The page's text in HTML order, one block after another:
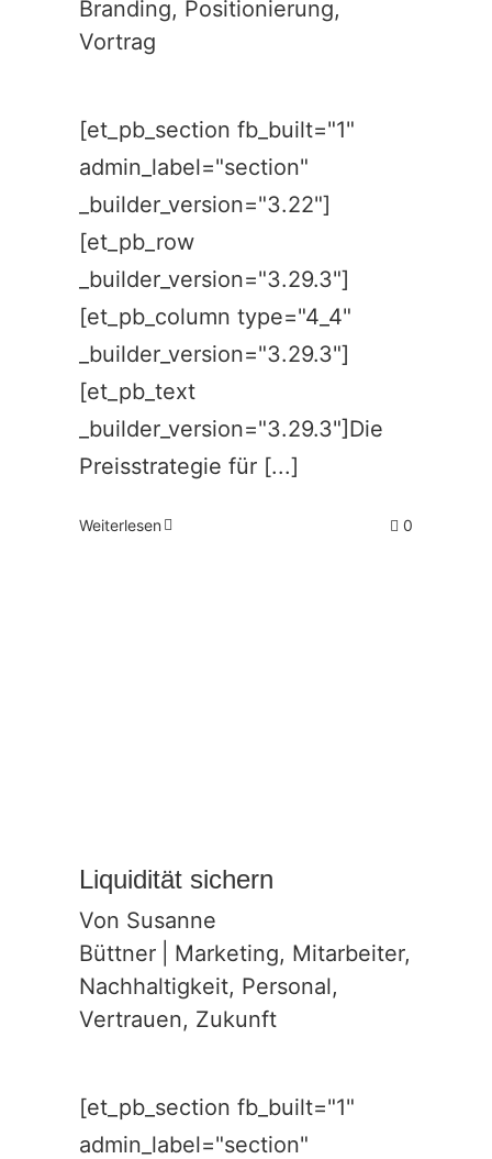
Branding, Positionierung,
Vortrag
[et_pb_section fb_built="1"
admin_label="section"
_builder_version="3.22"]
[et_pb_row
_builder_version="3.29.3"]
[et_pb_column type="4_4"
_builder_version="3.29.3"]
[et_pb_text
_builder_version="3.29.3"]Die
Preisstrategie für [...]
Weiterlesen 0
Liquidität sichern
Von Susanne
Büttner
Marketing, Mitarbeiter,
Nachhaltigkeit, Personal,
Vertrauen, Zukunft
[et_pb_section fb_built="1"
admin_label="section"